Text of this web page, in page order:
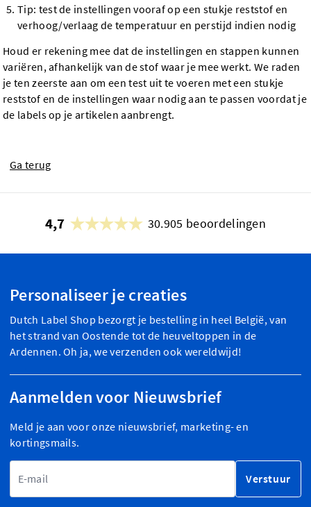
Tip: test de instellingen vooraf op een stukje reststof en
verhoog/verlaag de temperatuur en perstijd indien nodig
Houd er rekening mee dat de instellingen en stappen kunnen
variëren, afhankelijk van de stof waar je mee werkt. We raden
je ten zeerste aan om een test uit te voeren met een stukje
reststof en de instellingen waar nodig aan te passen voordat je
de labels op je artikelen aanbrengt.
Ga terug
4,7 30.905 beoordelingen
Personaliseer je creaties
Dutch Label Shop bezorgt je bestelling in heel België, van
het strand van Oostende tot de heuveltoppen in de
Ardennen. Oh ja, we verzenden ook wereldwijd!
Aanmelden voor Nieuwsbrief
Meld je aan voor onze nieuwsbrief, marketing- en
kortingsmails.
Verstuur